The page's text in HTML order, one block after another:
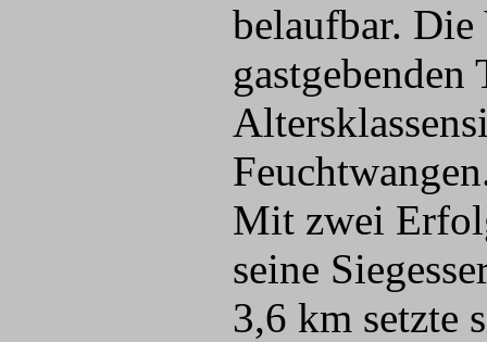
belaufbar. Die
Mit zwei
seine
3,6 km setzte